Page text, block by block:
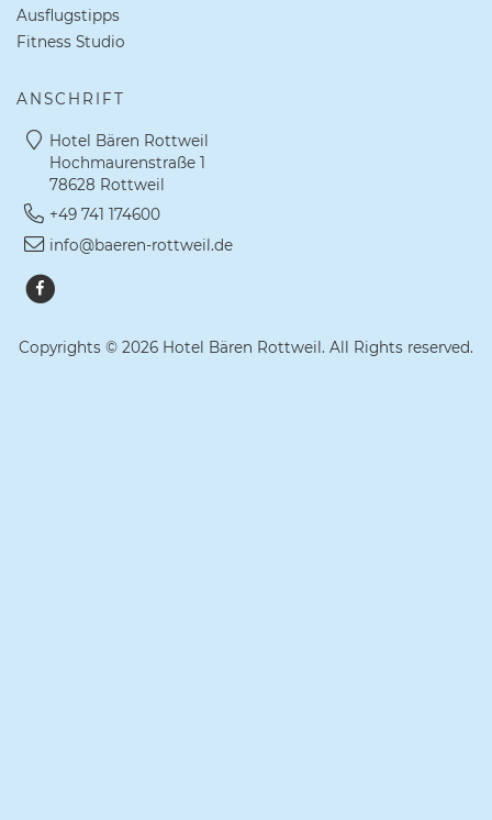
Ausflugstipps
Fitness Studio
ANSCHRIFT
Hotel Bären Rottweil
Hochmaurenstraße 1
78628 Rottweil
+49 741 174600
info@baeren-rottweil.de
Copyrights © 2026 Hotel Bären Rottweil. All Rights reserved.